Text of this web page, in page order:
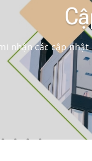
nhận các cập